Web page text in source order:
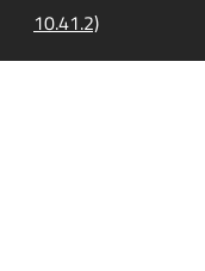
10.41.2)